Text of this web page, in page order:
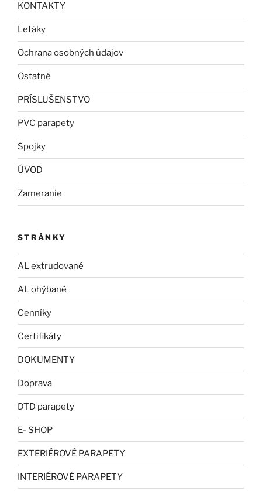
KONTAKTY
Letáky
Ochrana osobných údajov
Ostatné
PRÍSLUŠENSTVO
PVC parapety
Spojky
ÚVOD
Zameranie
STRÁNKY
AL extrudované
AL ohýbané
Cenníky
Certifikáty
DOKUMENTY
Doprava
DTD parapety
E- SHOP
EXTERIÉROVÉ PARAPETY
INTERIÉROVÉ PARAPETY